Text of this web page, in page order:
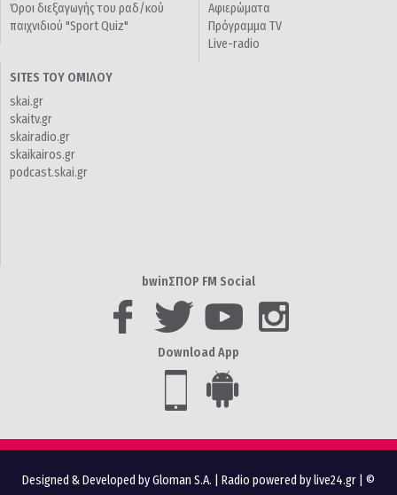
Όροι διεξαγωγής του ραδ/κού
παιχνιδιού "Sport Quiz"
Αφιερώματα
Πρόγραμμα TV
Live-radio
SITES ΤΟΥ ΟΜΙΛΟΥ
skai.gr
skaitv.gr
skairadio.gr
skaikairos.gr
podcast.skai.gr
bwinΣΠΟΡ FM Social
Download App
Designed & Developed by Gloman S.A. Radio powered by live24.gr | ©